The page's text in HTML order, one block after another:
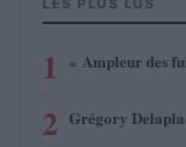
LES PLUS LUS
1 « Ampleur des
2 Grégory